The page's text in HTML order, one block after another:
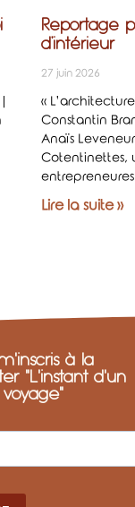
Reportage
d’intérieur
27 juin 2026
«
Constantin
Anaïs
Cotentinettes,
Lire la suite »
à la
"L'instant d'un
voyage"